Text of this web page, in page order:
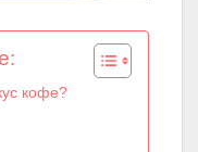
кофе?